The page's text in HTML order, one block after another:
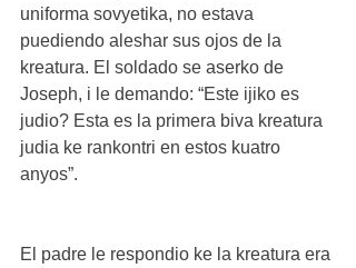
uniforma sovyetika, no estava
puediendo aleshar sus ojos de la
kreatura. El soldado se aserko de
Joseph, i le demando: “Este ijiko es
judio? Esta es la primera biva kreatura
judia ke rankontri en estos kuatro
anyos”.
El padre le respondio ke la kreatura era